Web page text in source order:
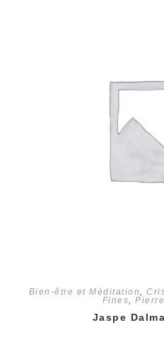
Bien-être et Méditation,
Fines,
Jaspe